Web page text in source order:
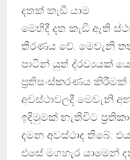
දතක් කැඞී යාම
මෙහිදී දත කැඞී ඇති
තීරණය වේ. මෙවැනි
පාටින් යුත් ද‍්‍රව්‍යයක්
ප‍්‍රතිසංස්කරණය
අවස්ථාවලදී මෙවැනි
ඉදිමුමක් නැතිවිට
දමන අවස්ථාද තිබේ.
එසේ මගහැර යාමෙන්